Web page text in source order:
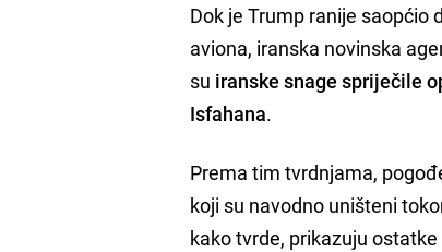
Dok je Trump ranije saopćio
aviona, iranska novinska
su iranske snage spriječile
Isfahana.
Prema tim tvrdnjama,
koji su navodno uništeni
kako tvrde, prikazuju